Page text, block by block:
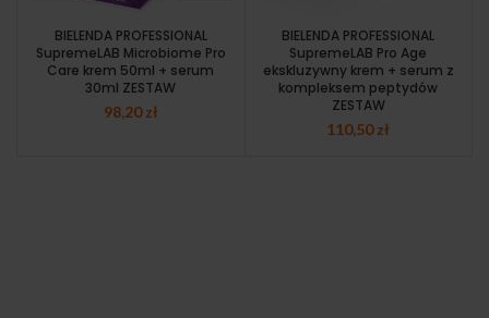
BIELENDA PROFESSIONAL
SupremeLAB Microbiome Pro
Care krem 50ml + serum
30ml ZESTAW
98,20zł
BIELENDA PROFESSIONAL
SupremeLAB Pro Age
ekskluzywny krem + serum z
kompleksem peptydów
ZESTAW
110,50zł